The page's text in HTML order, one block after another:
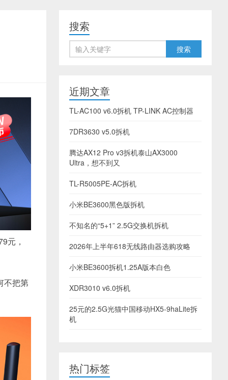
元，
不把第
搜索
近期文章
TL-AC100 v6.0拆机 TP-LINK AC控制器
7DR3630 v5.0拆机
腾达AX12 Pro v3拆机泰山AX3000
Ultra，想不到又
TL-R5005PE-AC拆机
小米BE3600黑色版拆机
不知名的“5+1” 2.5G交换机拆机
2026年上半年618无线路由器选购攻略
小米BE3600拆机1.25A版本白色
XDR3010 v6.0拆机
25元的2.5G光猫中国移动HX5-9haLite拆
机
热门标签